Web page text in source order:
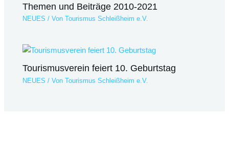
Themen und Beiträge 2010-2021
NEUES / VonTourismus Schleißheim e.V.
Tourismusverein feiert 10. Geburtstag
NEUES / VonTourismus Schleißheim e.V.